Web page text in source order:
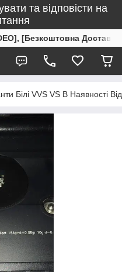
та відповісти на
[Безкоштовна
Білі VVS VS В Наявності